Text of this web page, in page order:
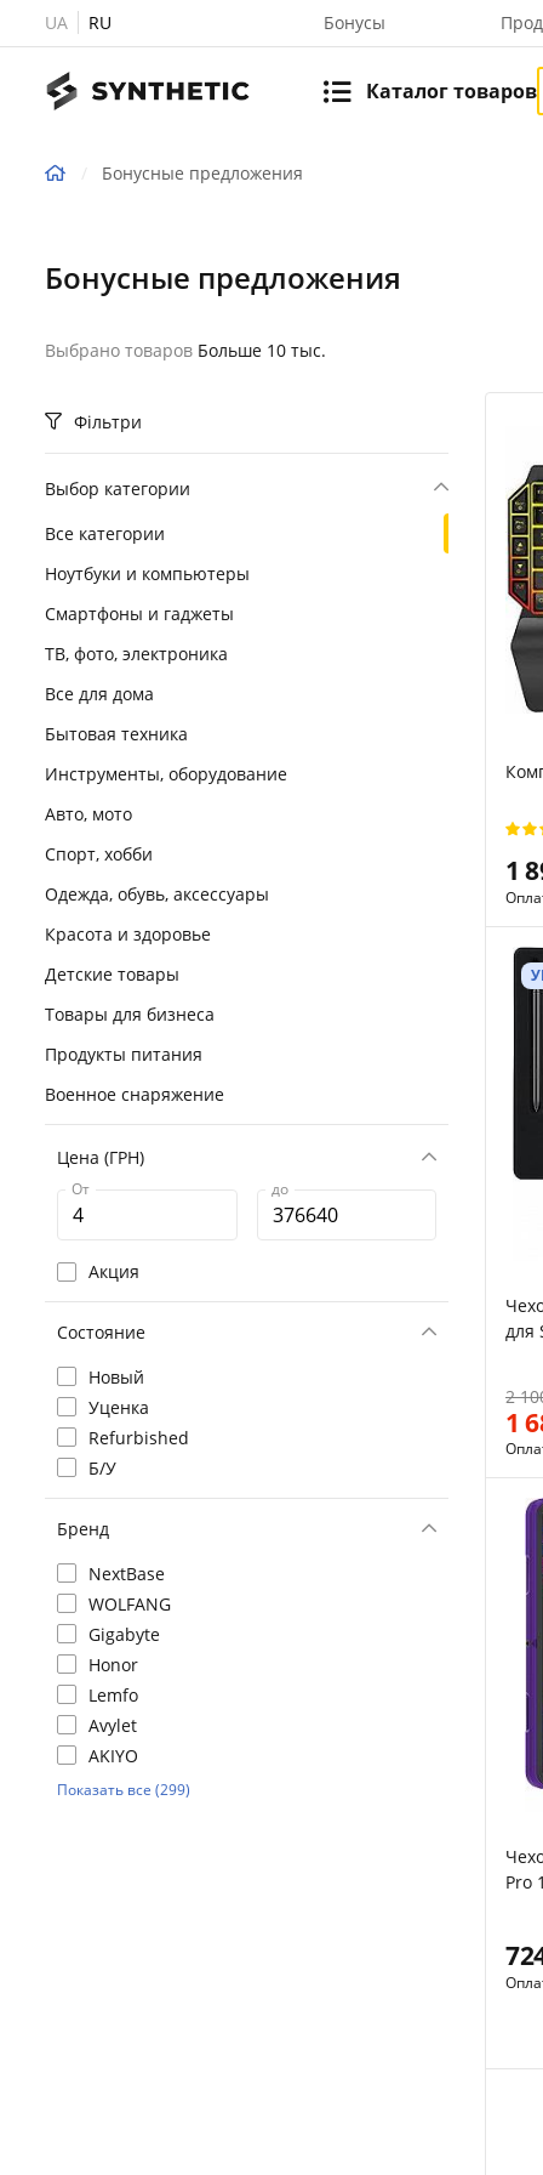
UA RU Бонусы
Каталог товаров
Бонусные предложения
Бонусные предложения
Выбрано товаров Больше 10 тыс.
Фільтри
Выбор категории
Все категории
Ноутбуки и компьютеры
Смартфоны и гаджеты
ТВ, фото, электроника
Все для дома
Бытовая техника
Инструменты, оборудование
Авто, мото
Спорт, хобби
Одежда, обувь, аксессуары
Красота и здоровье
Детские товары
Товары для бизнеса
Продукты питания
Военное снаряжение
Цена (ГРН)
От до
Акция
Состояние
Новый
Уценка
Refurbished
Б/У
Бренд
NextBase
WOLFANG
Gigabyte
Honor
Lemfo
Avylet
AKIYO
Показать все (299)
1
для
2
1
Pro